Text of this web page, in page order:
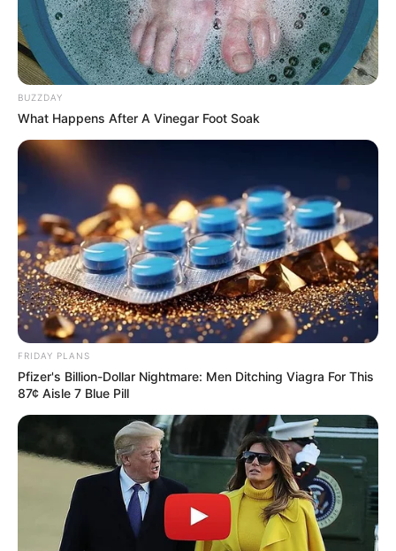
Decor Fácil
BUZZDAY
What Happens After A Vinegar Foot Soak
FRIDAY PLANS
Pfizer's Billion-Dollar Nightmare: Men Ditching Viagra For This
87¢ Aisle 7 Blue Pill